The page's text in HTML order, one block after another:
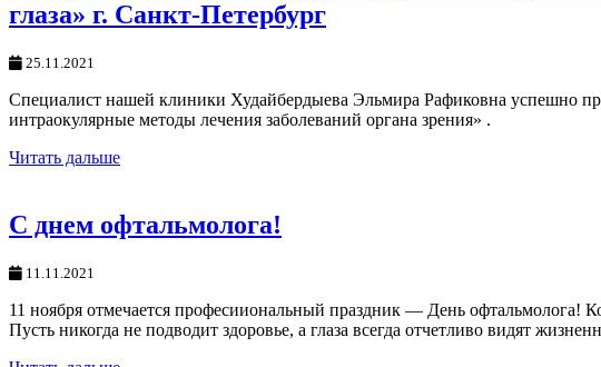
глаза» г. Санкт-Петербург
25.11.2021
Специалист нашей клиники Худайбердыева Эльмира Рафиковна успешно
интраокулярные методы лечения заболеваний органа зрения» .
Читать дальше
С днем офтальмолога!
11.11.2021
11 ноября отмечается професииональный праздник — День офтальмолога!
Пусть никогда не подводит здоровье, а глаза всегда отчетливо видят